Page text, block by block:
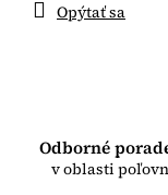
Odborné
v oblasti
Opýtať sa